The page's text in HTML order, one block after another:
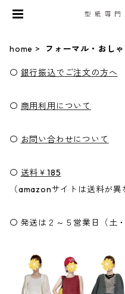
home フォーマル・おし
〇 銀行振込でご注文の方へ
〇 商用利用について
〇 お問い合わせについて
〇 送料￥185
（amazonサイトは送料が異
〇 発送は２～５営業日（土